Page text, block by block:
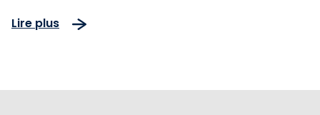
consécutive
Lire plus